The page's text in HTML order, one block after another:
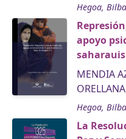
Hegoa,
apoyo
MENDIA
Hegoa,
La